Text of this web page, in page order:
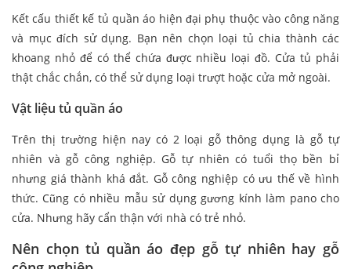
Kết cấu thiết kế tủ quần áo hiện đại phụ thuộc vào công năng
và mục đích sử dụng. Bạn nên chọn loại tủ chia thành các
khoang nhỏ để có thể chứa được nhiều loại đồ. Cửa tủ phải
thật chắc chắn, có thể sử dụng loại trượt hoặc cửa mở ngoài.
Vật liệu tủ quần áo
Trên thị trường hiện nay có 2 loại gỗ thông dụng là gỗ tự
nhiên và gỗ công nghiệp. Gỗ tự nhiên có tuổi thọ bền bỉ
nhưng giá thành khá đắt. Gỗ công nghiệp có ưu thế về hình
thức. Cũng có nhiều mẫu sử dụng gương kính làm pano cho
cửa. Nhưng hãy cẩn thận với nhà có trẻ nhỏ.
Nên chọn tủ quần áo đẹp gỗ tự nhiên hay gỗ